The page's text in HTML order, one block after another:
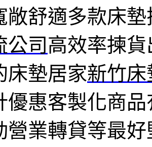
敞舒適多款床
公司 高效率揀
床墊居家新竹
優惠客製化商
營業轉貸等最